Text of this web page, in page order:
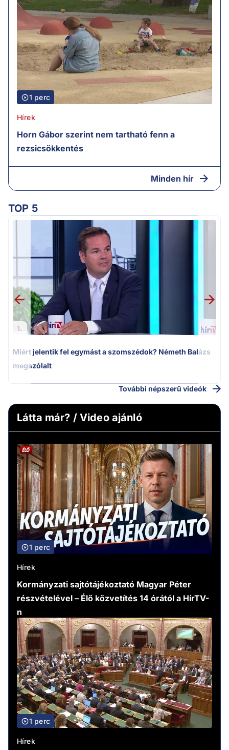
1 perc
Hírek
Horn Gábor szerint nem tartható fenn a
rezsicsökkentés
Minden hír
TOP 5
1.
Miért jelentik fel egymást a szomszédok? Németh Balázs
megszólalt
További népszerű videók
Látta már? / Video ajánló
1 perc
Hírek
Kormányzati sajtótájékoztató Magyar Péter
részvételével – Élő közvetítés 14 órától a HírTV-
n
1 perc
Hírek